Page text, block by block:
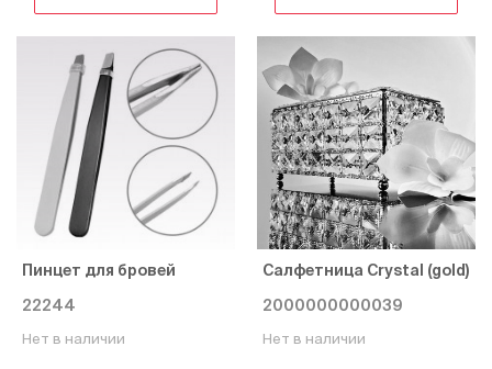
Пинцет для бровей
22244
Нет в наличии
Салфетница Crystal (gold)
2000000000039
Нет в наличии